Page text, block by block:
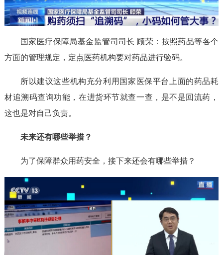
国家医疗保障局基金监管司司长 顾荣：按照药品等各个
方面的管理规定，定点医药机构要对药品进行验码。
所以建议这些机构充分利用国家医保平台上面的药品耗
材追溯码查询功能，在进货环节就查一查，是不是回流药，
这也是对自己负责。
未来还有哪些举措？
为了保障群众用药安全，接下来还会有哪些举措？